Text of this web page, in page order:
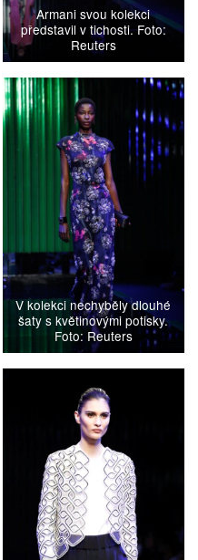
Armani svou kolekci
představil v tichosti. Foto:
Reuters
V kolekci nechyběly dlouhé
šaty s květinovými potisky.
Foto: Reuters